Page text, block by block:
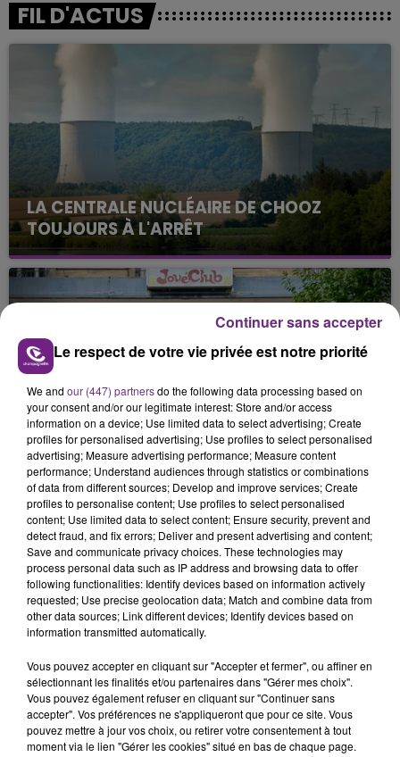
FIL D'ACTUS
LA CENTRALE NUCLÉAIRE DE CHOOZ
TOUJOURS À L'ARRÊT
Cela fait déjà une semaine que la centrale
nucléaire ardennaise est à l'arrêt. Une situation
justifiée par la sécheresse intense qui est toujours
LE MAGASIN JOUÉCLUB DE REIMS FERME
SES PORTES
C'était l'une des institutions du centre-ville
rémois. Le magasin JouéClub est contraint de
fermer ses portes.
TITRES DIFFUSÉS
15h04
15h04 15h01
15h01
Le respect de votre vie privée est notre priorité
We and our (447) partnersdo the following data processing based on
your consent and/or our legitimate interest: Store and/or access
information on a device; Use limited data to select advertising; Create
profiles for personalised advertising; Use profiles to select personalised
advertising; Measure advertising performance; Measure content
performance; Understand audiences through statistics or combinations
of data from different sources; Develop and improve services; Create
profiles to personalise content; Use profiles to select personalised
content; Use limited data to select content; Ensure security, prevent and
detect fraud, and fix errors; Deliver and present advertising and content;
Save and communicate privacy choices. These technologies may
process personal data such as IP address and browsing data to offer
following functionalities: Identify devices based on information actively
requested; Use precise geolocation data; Match and combine data from
other data sources; Link different devices; Identify devices based on
information transmitted automatically.
Vous pouvez accepter en cliquant sur "Accepter et fermer", ou affiner en
sélectionnant les finalités et/ou partenaires dans "Gérer mes choix".
Vous pouvez également refuser en cliquant sur "Continuer sans
accepter". Vos préférences ne s'appliqueront que pour ce site. Vous
pouvez mettre à jour vos choix, ou retirer votre consentement à tout
moment via le lien "Gérer les cookies" situé en bas de chaque page.
Continuer sans accepter